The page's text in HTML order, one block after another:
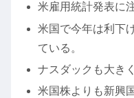
米雇用統計発表に
米国で今年は利下
ている。
ナスダックも大き
米国株よりも新興